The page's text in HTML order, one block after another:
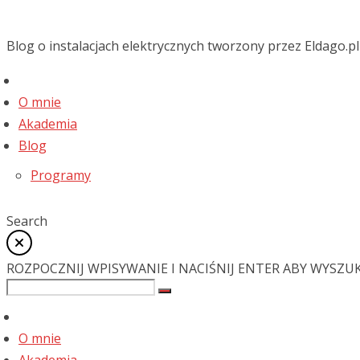
Blog o instalacjach elektrycznych tworzony przez Eldago.pl
O mnie
Akademia
Blog
Programy
Search
ROZPOCZNIJ WPISYWANIE I NACIŚNIJ ENTER ABY
O mnie